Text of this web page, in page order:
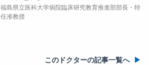
福島県立医科大学病院臨床研究教育推進部部長・特
任准教授
このドクターの記事一覧へ